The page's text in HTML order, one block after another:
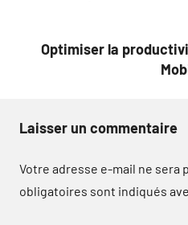
Optimiser la
Laisser un commentaire
Votre adresse e-mail ne sera
obligatoires sont indiqués